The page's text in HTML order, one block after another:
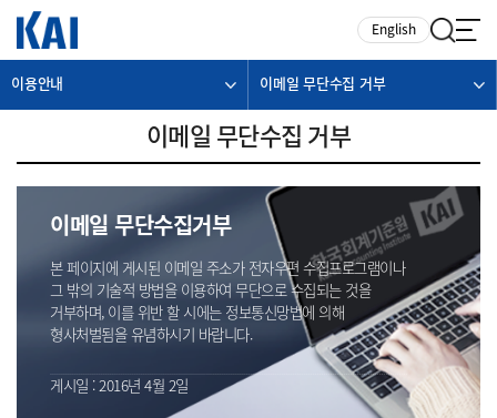
English
이용안내 이메일 무단수집 거부
이메일 무단수집 거부
이메일 무단수집거부
본 페이지에 게시된 이메일 주소가 전자우편 수집프로그램이나
그 밖의 기술적 방법을 이용하여 무단으로 수집되는 것을
거부하며, 이를 위반 할 시에는 정보통신망법에 의해
형사처벌됨을 유념하시기 바랍니다.
게시일 : 2016년 4월 2일